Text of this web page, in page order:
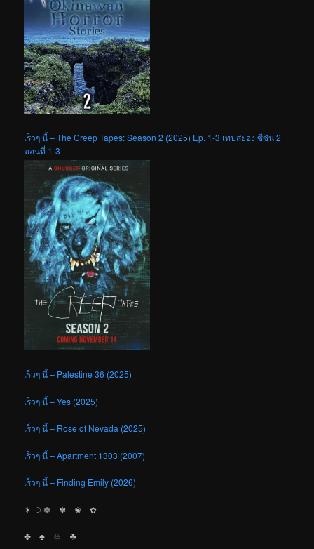
เร็วๆ นี้ – The Creep Tapes: Season 2 (2025) Ep. 1-3 เทปสยอง ซีซัน 2
ตอนที่ 1-3
เร็วๆ นี้ – Palestine 36 (2025)
เร็วๆ นี้ – Yes (2025)
เร็วๆ นี้ – Rose of Nevada (2025)
เร็วๆ นี้ – Apartment 1303 (2007)
เร็วๆ นี้ – Finding Emily (2026)
☀︎ ☽ ❁ ✾ ❀ ✿
✤ ♣︎ ♧ ☘︎